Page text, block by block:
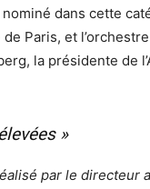
dans cette
Paris, et
la présidente de
»
par le directeur